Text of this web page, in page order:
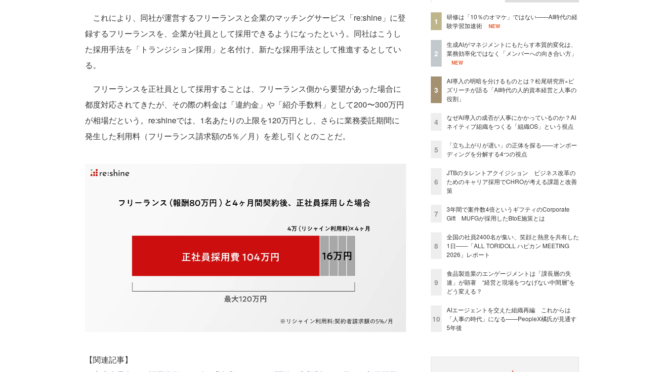
これにより、同社が運営するフリーランスと企業のマッチングサービス「re:shine」に登
録するフリーランスを、企業が社員として採用できるようになったという。同社はこうし
た採用手法を「トランジション採用」と名付け、新たな採用手法として推進するとしてい
る。
フリーランスを正社員として採用することは、フリーランス側から要望があった場合に
都度対応されてきたが、その際の料金は「違約金」や「紹介手数料」として200〜300万円
が相場だという。re:shineでは、1名あたりの上限を120万円とし、さらに業務委託期間に
発生した利用料（フリーランス請求額の5％／月）を差し引くとのことだ。
【関連記事】
1
研修は「10％のオマケ」ではない——AI時代の経
験学習加速術
NEW
2
生成AIがマネジメントにもたらす本質的変化は、
業務効率化ではなく「メンバーへの向き合い方」
NEW
3
AI導入の明暗を分けるものとは？松尾研究所×ビ
ズリーチが語る「AI時代の人的資本経営と人事の
役割」
4
なぜAI導入の成否が人事にかかっているのか？AI
ネイティブ組織をつくる「組織OS」という視点
5
「立ち上がりが遅い」の正体を探る——オンボー
ディングを分解する4つの視点
6
JTBのタレントアクイジション ビジネス改革の
ためのキャリア採用でCHROが考える課題と改善
策
7
3年間で案件数4倍というギフティのCorporate
Gift MUFGが採用したBtoE施策とは
8
全国の社員2400名が集い、笑顔と熱意を共有した
1日――「ALL TORIDOLL ハピカン MEETING
2026」レポート
9
食品製造業のエンゲージメントは「課長層の失
速」が顕著 “経営と現場をつなげない中間層”を
どう変える？
10
AIエージェントを交えた組織再編 これからは
「人事の時代」になる——PeopleX橘氏が見通す
5年後